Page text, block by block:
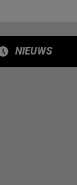
NIEUWS